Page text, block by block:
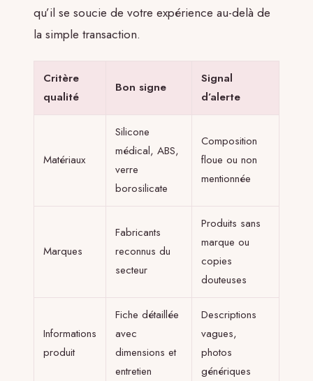
qu’il se soucie de votre expérience au-delà de
la simple transaction.
Critère
qualité
Bon signe
Signal
d’alerte
Matériaux
Silicone
médical, ABS,
verre
borosilicate
Composition
floue ou non
mentionnée
Marques
Fabricants
reconnus du
secteur
Produits sans
marque ou
copies
douteuses
Informations
produit
Fiche détaillée
avec
dimensions et
entretien
Descriptions
vagues,
photos
génériques